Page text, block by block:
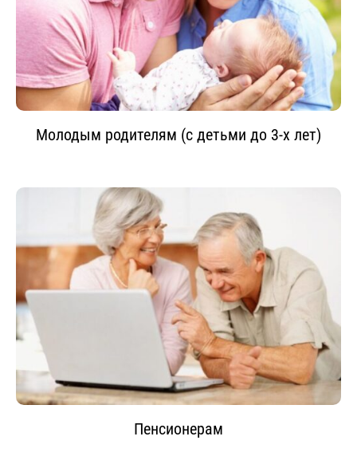
Молодым родителям (с детьми до 3-х лет)
Пенсионерам